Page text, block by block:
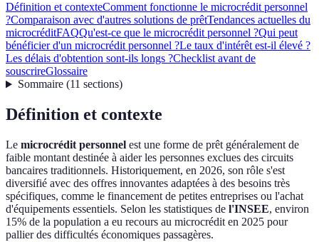
Définition et contexteComment fonctionne le microcrédit personnel
?Comparaison avec d'autres solutions de prêtTendances actuelles du
microcréditFAQQu'est-ce que le microcrédit personnel ?Qui peut
bénéficier d'un microcrédit personnel ?Le taux d'intérêt est-il élevé ?
Les délais d'obtention sont-ils longs ?Checklist avant de
souscrireGlossaire
Sommaire(11 sections)
Définition et contexte
Le microcrédit personnel est une forme de prêt généralement de
faible montant destinée à aider les personnes exclues des circuits
bancaires traditionnels. Historiquement, en 2026, son rôle s'est
diversifié avec des offres innovantes adaptées à des besoins très
spécifiques, comme le financement de petites entreprises ou l'achat
d'équipements essentiels. Selon les statistiques de l'INSEE, environ
15% de la population a eu recours au microcrédit en 2025 pour
pallier des difficultés économiques passagères.